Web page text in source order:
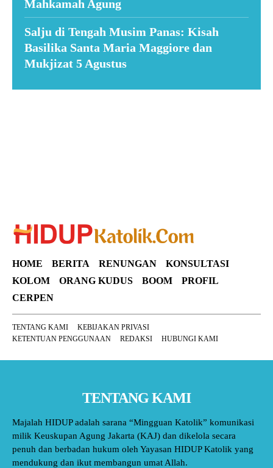
Mahkamah Agung
Salju di Tengah Musim Panas: Kisah
Basilika Santa Maria Maggiore dan
Mukjizat 5 Agustus
HOME BERITA RENUNGAN
KONSULTASI
KOLOM
ORANG KUDUS BOOM
PROFIL
CERPEN
TENTANG KAMI
KEBIJAKAN PRIVASI
KETENTUAN PENGGUNAAN
REDAKSI HUBUNGI KAMI
TENTANG KAMI
Majalah HIDUP adalah sarana “Mingguan Katolik” komunikasi
milik Keuskupan Agung Jakarta (KAJ) dan dikelola secara
penuh dan berbadan hukum oleh Yayasan HIDUP Katolik yang
mendukung dan ikut membangun umat Allah.